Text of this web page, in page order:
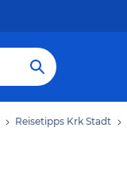
Reisetipps Krk Stadt